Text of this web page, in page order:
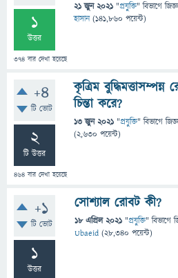
1
উত্তর
374 বার দেখা হয়েছে
21 জুন 2021 "প্রযুক্তি" বিভাগে
হাসান (141,860 পয়েন্ট)
+4
টি ভোট
2
টি উত্তর
464 বার দেখা হয়েছে
কৃত্রিম বুদ্ধিমত্তাসম্পন্ন
চিন্তা করে?
13 জুন 2021 "প্রযুক্তি" বিভাগে
(2,630 পয়েন্ট)
+1
টি ভোট
1
উত্তর
সোশ্যাল রোবট কী?
18 এপ্রিল 2021 "প্রযুক্তি" বিভাগে
Ubaeid (28,340 পয়েন্ট)